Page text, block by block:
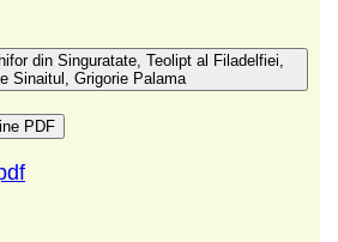
din Singuratate, Teolipt al Filadelfiei,
Sinaitul, Grigorie Palama
PDF